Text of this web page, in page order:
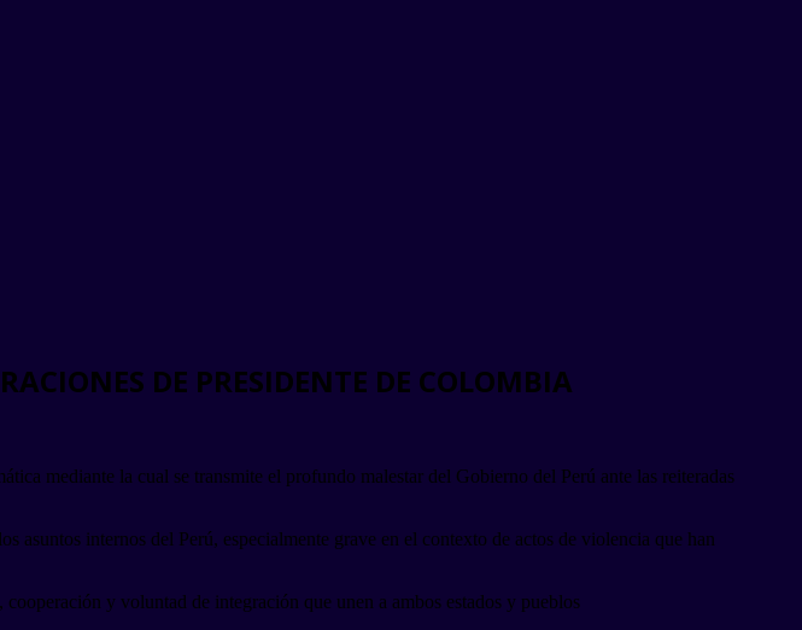
DE PRESIDENTE DE COLOMBIA
mediante la cual se transmite el profundo malestar del Gobierno del Perú ante las reiteradas
internos del Perú, especialmente grave en el contexto de actos de violencia que han
y voluntad de integración que unen a ambos estados y pueblos